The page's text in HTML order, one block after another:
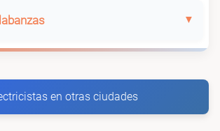
en otras ciudades